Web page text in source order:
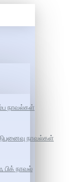
நாவல்கள்
நாவல்கள்
பிக் நாவல்